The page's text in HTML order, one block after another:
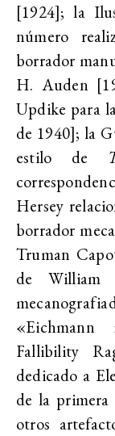
[1924]; la
número
borrador
H. Auden
Updike para
de 1940]; la
estilo de
Hersey
borrador
Truman
de William
Fallibility
dedicado a
de la primera
otros